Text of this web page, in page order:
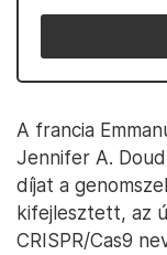
A francia
Jennifer A.
díjat a
kifejlesztett, az
CRISPR/Cas9